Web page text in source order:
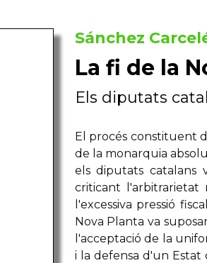
Sánchez
La fi de la
Els diputats
El procés constituent
de la monarquia
els diputats catalans
criticant l'arbitrarietat
l'excessiva pressió
Nova Planta va
l'acceptació de la
i la defensa d'un Estat